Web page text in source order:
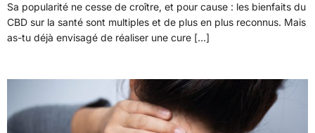
Sa popularité ne cesse de croître, et pour cause : les bienfaits du
CBD sur la santé sont multiples et de plus en plus reconnus. Mais
as-tu déjà envisagé de réaliser une cure […]